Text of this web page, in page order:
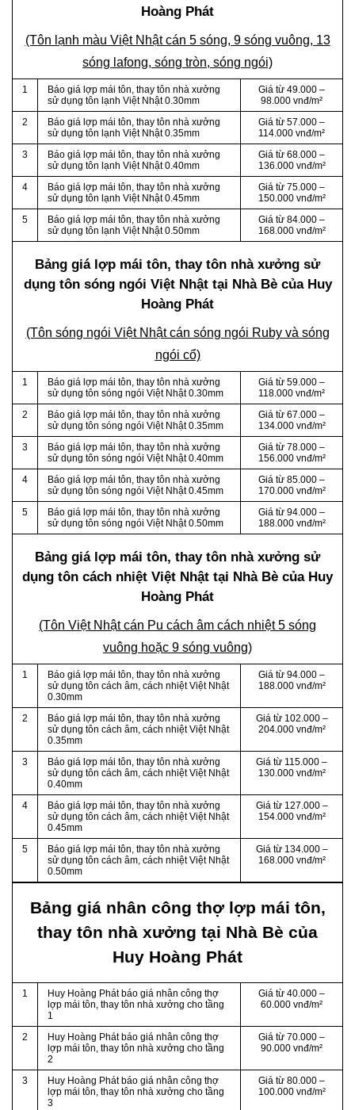
Hoàng Phát
(Tôn lạnh màu Việt Nhật cán 5 sóng, 9 sóng vuông, 13
sóng lafong, sóng tròn, sóng ngói)
1
Báo giá lợp mái tôn, thay tôn nhà xưởng
sử dụng tôn lạnh Việt Nhật 0.30mm
Giá từ 49.000 –
98.000 vnđ/m²
2
Báo giá lợp mái tôn, thay tôn nhà xưởng
sử dụng tôn lạnh Việt Nhật 0.35mm
Giá từ 57.000 –
114.000 vnđ/m²
3
Báo giá lợp mái tôn, thay tôn nhà xưởng
sử dụng tôn lạnh Việt Nhật 0.40mm
Giá từ 68.000 –
136.000 vnđ/m²
4
Báo giá lợp mái tôn, thay tôn nhà xưởng
sử dụng tôn lạnh Việt Nhật 0.45mm
Giá từ 75.000 –
150.000 vnđ/m²
5
Báo giá lợp mái tôn, thay tôn nhà xưởng
sử dụng tôn lạnh Việt Nhật 0.50mm
Giá từ 84.000 –
168.000 vnđ/m²
Bảng giá lợp mái tôn, thay tôn nhà xưởng sử
dụng tôn sóng ngói Việt Nhật tại Nhà Bè của Huy
Hoàng Phát
(Tôn sóng ngói Việt Nhật cán sóng ngói Ruby và sóng
ngói cổ)
1
Báo giá lợp mái tôn, thay tôn nhà xưởng
sử dụng tôn sóng ngói Việt Nhật 0.30mm
Giá từ 59.000 –
118.000 vnđ/m²
2
Báo giá lợp mái tôn, thay tôn nhà xưởng
sử dụng tôn sóng ngói Việt Nhật 0.35mm
Giá từ 67.000 –
134.000 vnđ/m²
3
Báo giá lợp mái tôn, thay tôn nhà xưởng
sử dụng tôn sóng ngói Việt Nhật 0.40mm
Giá từ 78.000 –
156.000 vnđ/m²
4
Báo giá lợp mái tôn, thay tôn nhà xưởng
sử dụng tôn sóng ngói Việt Nhật 0.45mm
Giá từ 85.000 –
170.000 vnđ/m²
5
Báo giá lợp mái tôn, thay tôn nhà xưởng
sử dụng tôn sóng ngói Việt Nhật 0.50mm
Giá từ 94.000 –
188.000 vnđ/m²
Bảng giá lợp mái tôn, thay tôn nhà xưởng sử
dụng tôn cách nhiệt Việt Nhật tại Nhà Bè của Huy
Hoàng Phát
(Tôn Việt Nhật cán Pu cách âm cách nhiệt 5 sóng
vuông hoặc 9 sóng vuông)
1
Báo giá lợp mái tôn, thay tôn nhà xưởng
sử dụng tôn cách âm, cách nhiệt Việt Nhật
0.30mm
Giá từ 94.000 –
188.000 vnđ/m²
2
Báo giá lợp mái tôn, thay tôn nhà xưởng
sử dụng tôn cách âm, cách nhiệt Việt Nhật
0.35mm
Giá từ 102.000 –
204.000 vnđ/m²
3
Báo giá lợp mái tôn, thay tôn nhà xưởng
sử dụng tôn cách âm, cách nhiệt Việt Nhật
0.40mm
Giá từ 115.000 –
130.000 vnđ/m²
4
Báo giá lợp mái tôn, thay tôn nhà xưởng
sử dụng tôn cách âm, cách nhiệt Việt Nhật
0.45mm
Giá từ 127.000 –
154.000 vnđ/m²
5
Báo giá lợp mái tôn, thay tôn nhà xưởng
sử dụng tôn cách âm, cách nhiệt Việt Nhật
0.50mm
Giá từ 134.000 –
168.000 vnđ/m²
Bảng giá nhân công thợ lợp mái tôn,
thay tôn nhà xưởng tại Nhà Bè của
Huy Hoàng Phát
1
Huy Hoàng Phát báo giá nhân công thợ
lợp mái tôn, thay tôn nhà xưởng cho tầng
1
Giá từ 40.000 –
60.000 vnđ/m²
2
Huy Hoàng Phát báo giá nhân công thợ
lợp mái tôn, thay tôn nhà xưởng cho tầng
2
Giá từ 70.000 –
90.000 vnđ/m²
3
Huy Hoàng Phát báo giá nhân công thợ
lợp mái tôn, thay tôn nhà xưởng cho tầng
3
Giá từ 80.000 –
100.000 vnđ/m²